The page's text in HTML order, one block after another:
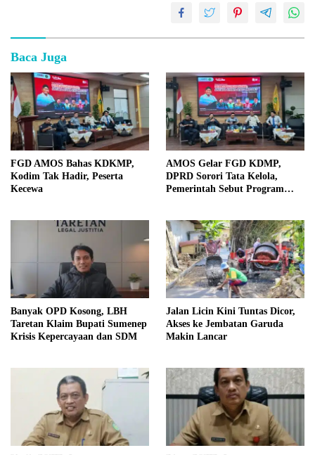
Baca Juga
FGD AMOS Bahas KDKMP,
Kodim Tak Hadir, Peserta
Kecewa
AMOS Gelar FGD KDMP,
DPRD Sorori Tata Kelola,
Pemerintah Sebut Program
Banyak OPD Kosong, LBH
Taretan Klaim Bupati Sumenep
Krisis Kepercayaan dan SDM
Jalan Licin Kini Tuntas Dicor,
Akses ke Jembatan Garuda
Makin Lancar